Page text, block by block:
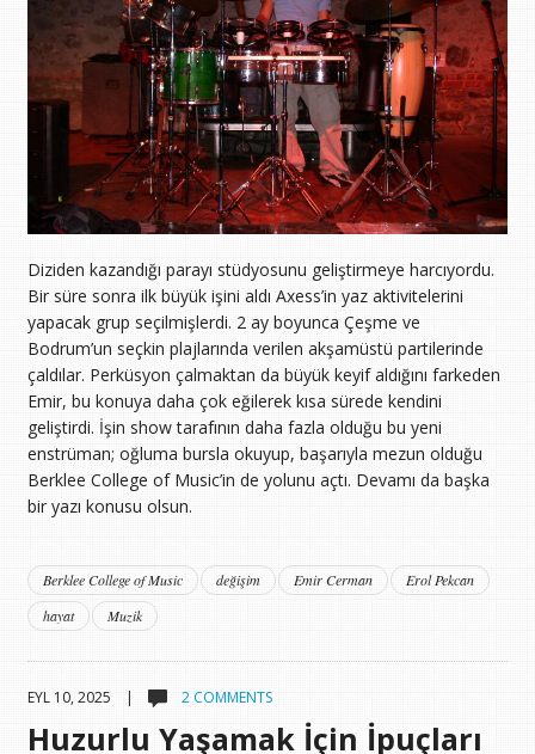
Diziden kazandığı parayı stüdyosunu geliştirmeye harcıyordu.
Bir süre sonra ilk büyük işini aldı Axess’in yaz aktivitelerini
yapacak grup seçilmişlerdi. 2 ay boyunca Çeşme ve
Bodrum’un seçkin plajlarında verilen akşamüstü partilerinde
çaldılar. Perküsyon çalmaktan da büyük keyif aldığını farkeden
Emir, bu konuya daha çok eğilerek kısa sürede kendini
geliştirdi. İşin show tarafının daha fazla olduğu bu yeni
enstrüman; oğluma bursla okuyup, başarıyla mezun olduğu
Berklee College of Music’in de yolunu açtı. Devamı da başka
bir yazı konusu olsun.
Berklee College of Music değişim Emir Cerman
Erol Pekcan
hayat
Muzik
EYL 10, 2025 | 2 COMMENTS
Huzurlu Yaşamak İçin İpuçları